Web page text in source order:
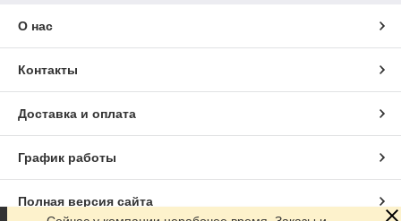
О нас
Контакты
Доставка и оплата
График работы
Полная версия сайта